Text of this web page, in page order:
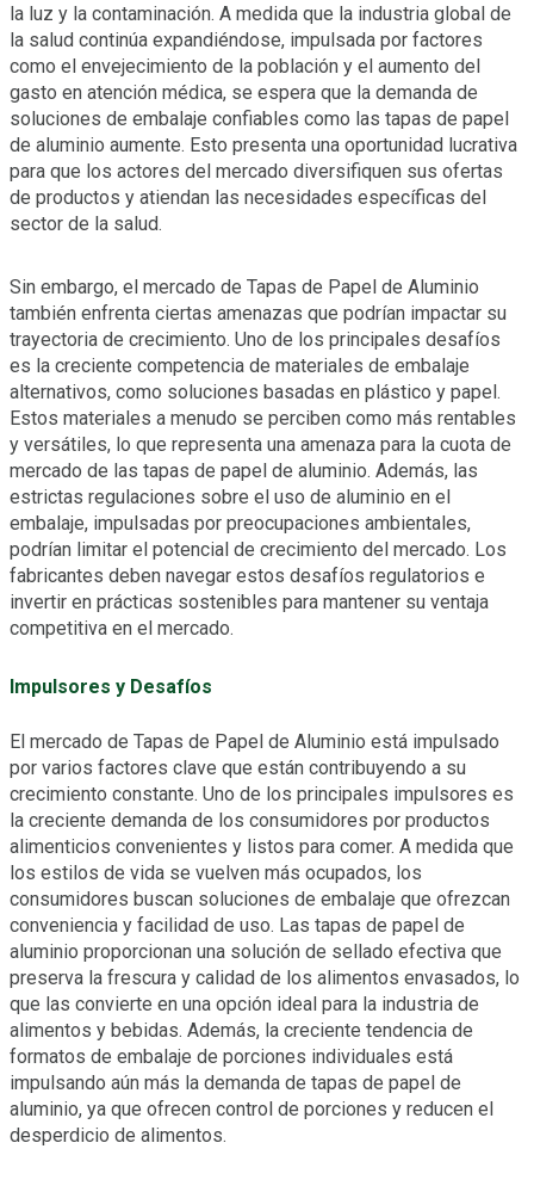
la luz y la contaminación. A medida que la industria global de
la salud continúa expandiéndose, impulsada por factores
como el envejecimiento de la población y el aumento del
gasto en atención médica, se espera que la demanda de
soluciones de embalaje confiables como las tapas de papel
de aluminio aumente. Esto presenta una oportunidad lucrativa
para que los actores del mercado diversifiquen sus ofertas
de productos y atiendan las necesidades específicas del
sector de la salud.
Sin embargo, el mercado de Tapas de Papel de Aluminio
también enfrenta ciertas amenazas que podrían impactar su
trayectoria de crecimiento. Uno de los principales desafíos
es la creciente competencia de materiales de embalaje
alternativos, como soluciones basadas en plástico y papel.
Estos materiales a menudo se perciben como más rentables
y versátiles, lo que representa una amenaza para la cuota de
mercado de las tapas de papel de aluminio. Además, las
estrictas regulaciones sobre el uso de aluminio en el
embalaje, impulsadas por preocupaciones ambientales,
podrían limitar el potencial de crecimiento del mercado. Los
fabricantes deben navegar estos desafíos regulatorios e
invertir en prácticas sostenibles para mantener su ventaja
competitiva en el mercado.
Impulsores y Desafíos
El mercado de Tapas de Papel de Aluminio está impulsado
por varios factores clave que están contribuyendo a su
crecimiento constante. Uno de los principales impulsores es
la creciente demanda de los consumidores por productos
alimenticios convenientes y listos para comer. A medida que
los estilos de vida se vuelven más ocupados, los
consumidores buscan soluciones de embalaje que ofrezcan
conveniencia y facilidad de uso. Las tapas de papel de
aluminio proporcionan una solución de sellado efectiva que
preserva la frescura y calidad de los alimentos envasados, lo
que las convierte en una opción ideal para la industria de
alimentos y bebidas. Además, la creciente tendencia de
formatos de embalaje de porciones individuales está
impulsando aún más la demanda de tapas de papel de
aluminio, ya que ofrecen control de porciones y reducen el
desperdicio de alimentos.